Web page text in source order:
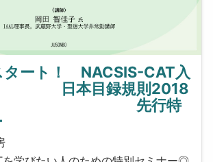
タート！ NACSIS-CAT入
本目録規則2018
応 先行特